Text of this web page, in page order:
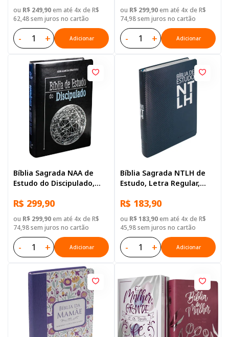
ou R$ 249,90em até 4x de R$
62,48 sem juros no cartão
- + Adicionar
ou R$ 299,90em até 4x de R$
74,98 sem juros no cartão
- + Adicionar
Bíblia Sagrada NAA de
Estudo do Discipulado,
Capa Couro Sintético
Preta
R$ 299,90
ou R$ 299,90em até 4x de R$
74,98 sem juros no cartão
- + Adicionar
Bíblia Sagrada NTLH de
Estudo, Letra Regular,
Grande, Capa Couro
Sintético Azul
R$ 183,90
ou R$ 183,90em até 4x de R$
45,98 sem juros no cartão
- + Adicionar